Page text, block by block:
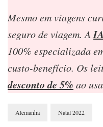
Mesmo em viagens
seguro de viagem. A
100% especializada
custo-benefício. Os
desconto de 5% ao
Alemanha Natal 2022